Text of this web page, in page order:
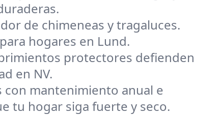
de chimeneas y tragaluces.
hogares en Lund.
protectores defienden
en NV.
mantenimiento anual e
tu hogar siga fuerte y seco.